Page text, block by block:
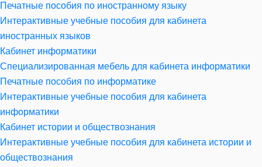
Печатные пособия по иностранному языку
Интерактивные учебные пособия для кабинета
иностранных языков
Кабинет информатики
Специализированная мебель для кабинета информатики
Печатные пособия по информатике
Интерактивные учебные пособия для кабинета
информатики
Кабинет истории и обществознания
Интерактивные учебные пособия для кабинета истории и
обществознания